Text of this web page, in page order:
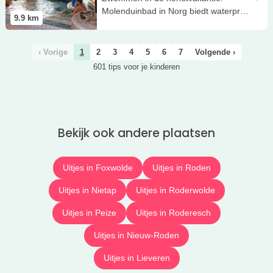
9.9 km
Molenduinbad in Norg biedt waterpret
‹ Vorige 1 2 3 4 5 6 7
Volgende ›
601 tips voor je kinderen
Bekijk ook andere plaatsen
Uitjes in Foxwolde Uitjes in Roden
Uitjes in Nietap Uitjes in Roderwolde
Uitjes in Peize Uitjes in Roderesch
Uitjes in Nieuw-Roden
Uitjes in Lieveren